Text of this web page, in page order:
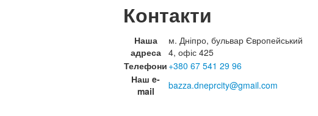
Контакти
Наша
адреса
м. Дніпро, бульвар Європейський
4, офіс 425
Телефони +380 67 541 29 96
Наш e-
mail
bazza.dneprcity@gmail.com